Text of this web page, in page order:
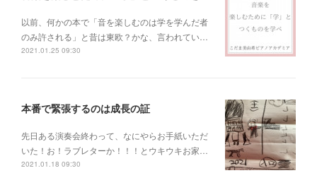
以前、何かの本で「音を楽しむのは学を学んだ者
のみ許される」と昔は東欧？かな、言われてい…
2021.01.25 09:30
本番で緊張するのは成長の証
先日ある演奏会終わって、なにやらお手紙いただ
いた！お！ラブレターか！！！とウキウキお家…
2021.01.18 09:30